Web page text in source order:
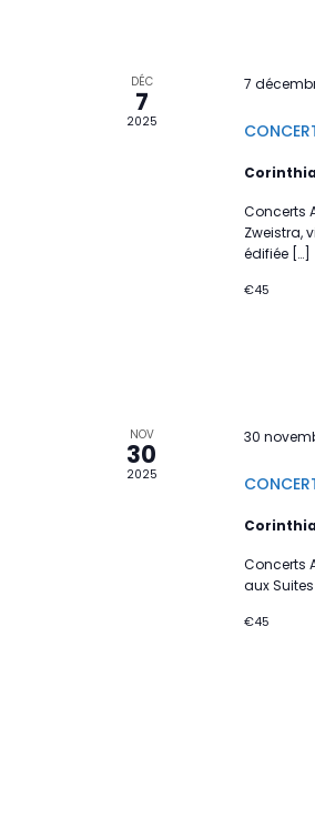
DÉC
7
2025
7
Concerts
Zweistra,
édifiée […]
€45
NOV
30
2025
30
Concerts
aux
€45